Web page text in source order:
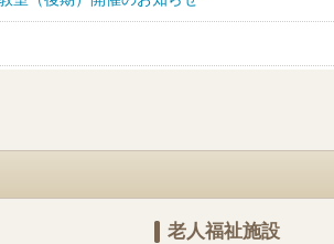
老人福祉施設